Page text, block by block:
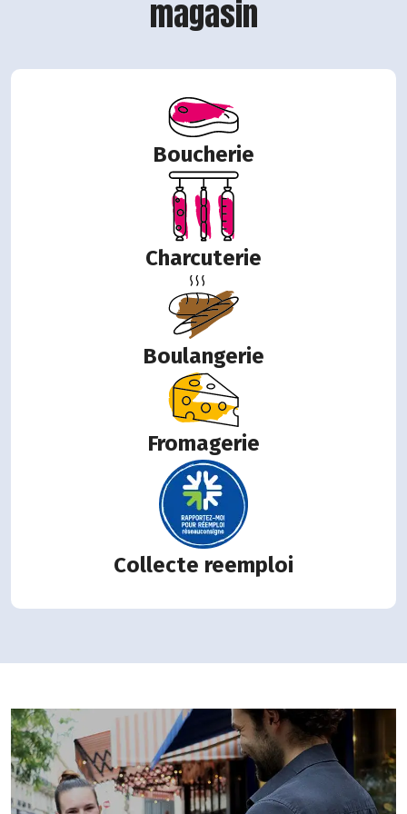
magasin
Boucherie
Charcuterie
Boulangerie
Fromagerie
Collecte reemploi